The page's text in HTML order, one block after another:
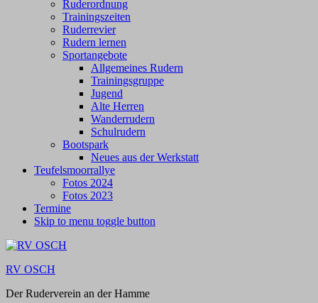
Ruderordnung
Trainingszeiten
Ruderrevier
Rudern lernen
Sportangebote
Allgemeines Rudern
Trainingsgruppe
Jugend
Alte Herren
Wanderrudern
Schulrudern
Bootspark
Neues aus der Werkstatt
Teufelsmoorrallye
Fotos 2024
Fotos 2023
Termine
Skip to menu toggle button
RV OSCH
Der Ruderverein an der Hamme